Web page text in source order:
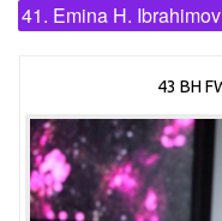
41. Emina H.
43 BH